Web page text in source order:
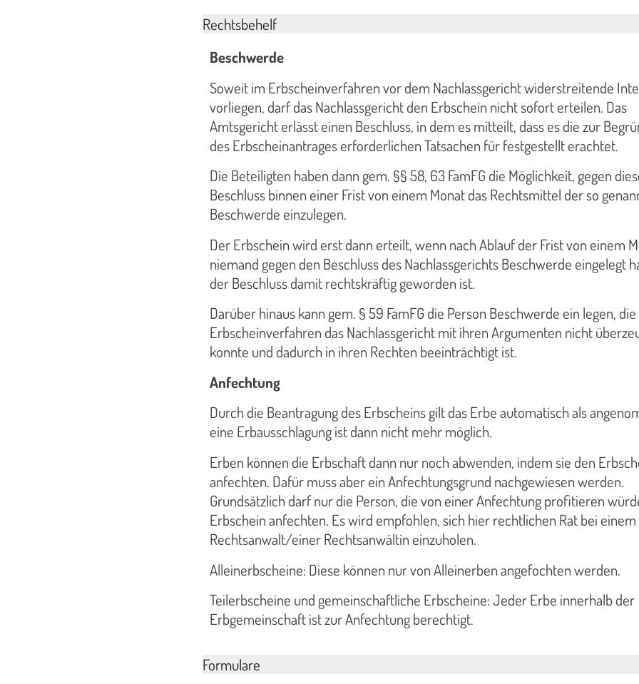
Rechtsbehelf
Beschwerde
Soweit im Erbscheinverfahren vor dem Nachlassgericht widerstreitende
vorliegen, darf das Nachlassgericht den Erbschein nicht sofort erteilen. Das
Amtsgericht erlässt einen Beschluss, in dem es mitteilt, dass es die zur
des Erbscheinantrages erforderlichen Tatsachen für festgestellt erachtet.
Die Beteiligten haben dann gem. §§ 58, 63 FamFG die Möglichkeit, gegen
Beschluss binnen einer Frist von einem Monat das Rechtsmittel der so
Beschwerde einzulegen.
Der Erbschein wird erst dann erteilt, wenn nach Ablauf der Frist von einem
niemand gegen den Beschluss des Nachlassgerichts Beschwerde eingelegt
der Beschluss damit rechtskräftig geworden ist.
Darüber hinaus kann gem. § 59 FamFG die Person Beschwerde ein legen,
Erbscheinverfahren das Nachlassgericht mit ihren Argumenten nicht
konnte und dadurch in ihren Rechten beeinträchtigt ist.
Anfechtung
Durch die Beantragung des Erbscheins gilt das Erbe automatisch als
eine Erbausschlagung ist dann nicht mehr möglich.
Erben können die Erbschaft dann nur noch abwenden, indem sie den
anfechten. Dafür muss aber ein Anfechtungsgrund nachgewiesen werden.
Grundsätzlich darf nur die Person, die von einer Anfechtung profitieren
Erbschein anfechten. Es wird empfohlen, sich hier rechtlichen Rat bei einem
Rechtsanwalt/einer Rechtsanwältin einzuholen.
Alleinerbscheine: Diese können nur von Alleinerben angefochten werden.
Teilerbscheine und gemeinschaftliche Erbscheine: Jeder Erbe innerhalb der
Erbgemeinschaft ist zur Anfechtung berechtigt.
Formulare